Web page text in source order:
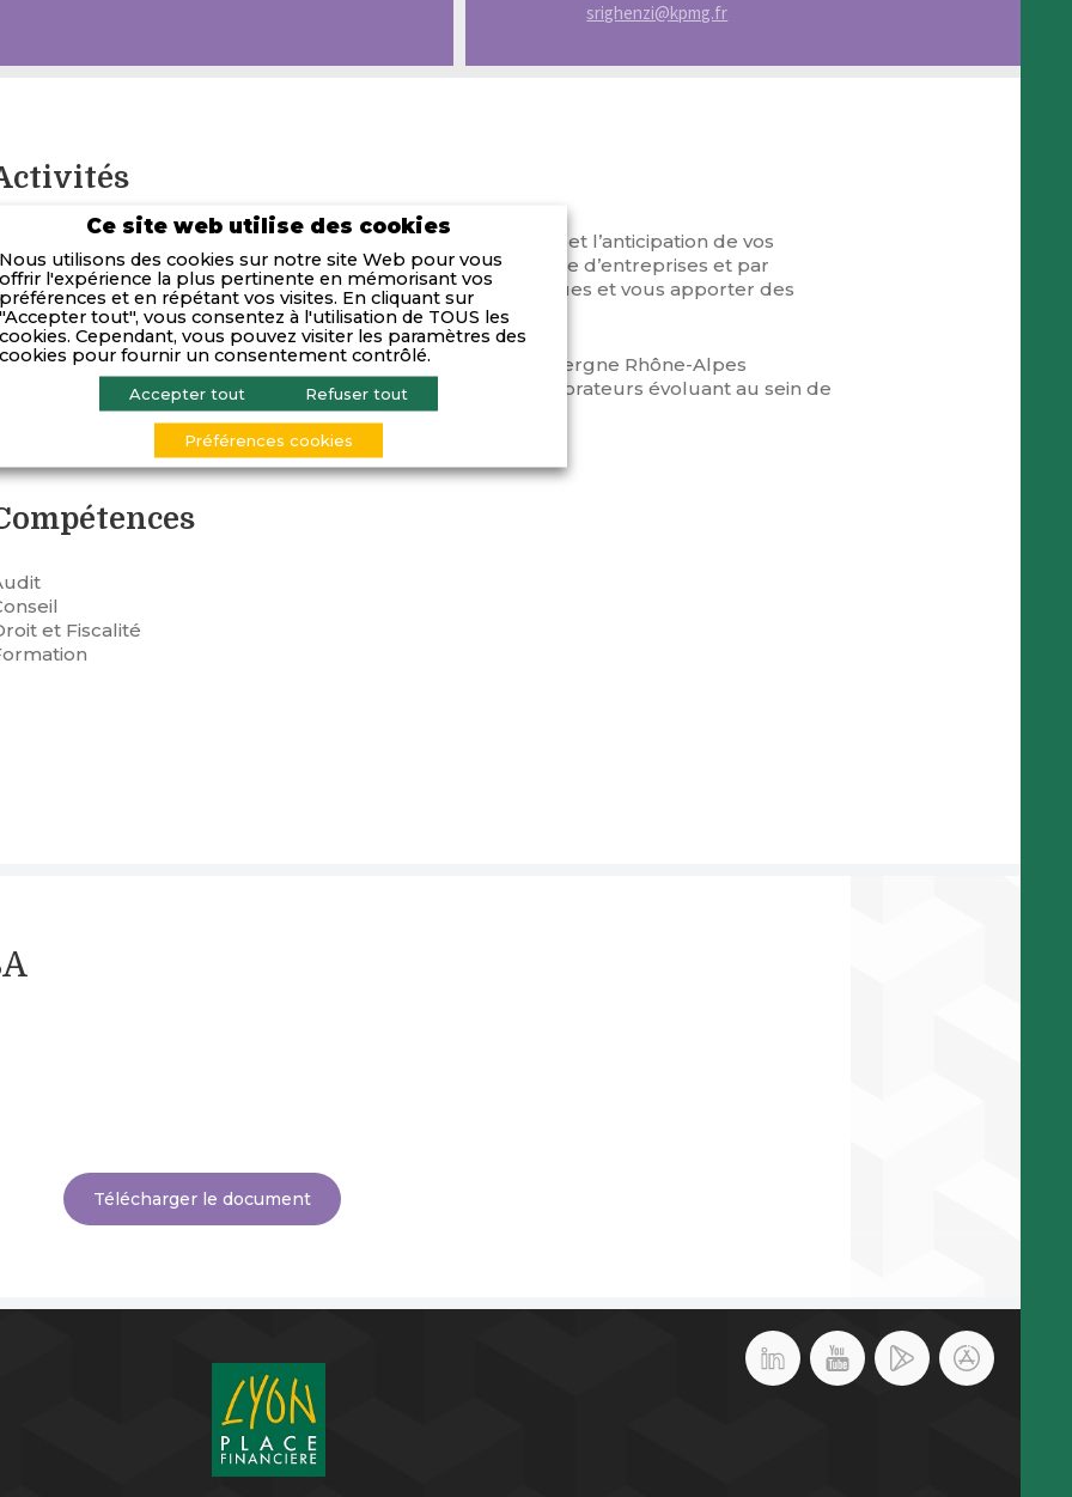
srighenzi@kpmg.fr
de confiance, engagés dans l’excellence opérationnelle et l’anticipation de vos
nos professionnels KPMG sont spécialisés par typologie d’entreprises et par
d’activité pour être au plus près de vos problématiques et vous apporter des
sur-mesure.
bénéficie d’un maillage territorial dense en région Auvergne Rhône-Alpes
Franche-Comté qui regroupe plus de 450 collaborateurs évoluant au sein de
bureaux de proximité.
et Fiscalité
Télécharger le document
Ce site web utilise des cookies
Nous utilisons des cookies sur notre site Web pour vous
offrir l'expérience la plus pertinente en mémorisant vos
préférences et en répétant vos visites. En cliquant sur
"Accepter tout", vous consentez à l'utilisation de TOUS les
cookies. Cependant, vous pouvez visiter les paramètres des
cookies pour fournir un consentement contrôlé.
Accepter tout Refuser tout
Préférences cookies